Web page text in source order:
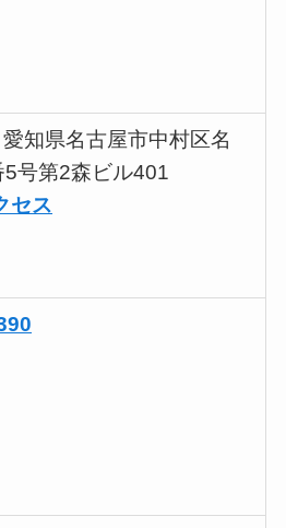
知県名古屋市中村区名
号第2森ビル401
セス